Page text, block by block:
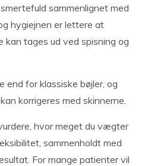
sammenlignet med
hygiejnen er lettere at
kan tages ud ved spisning og
end for klassiske bøjler, og
korrigeres med skinnerne.
hvor meget du vægter
sammenholdt med
For mange patienter vil